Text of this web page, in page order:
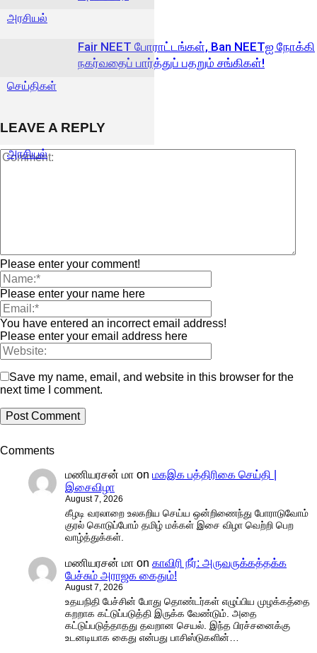
அரசியல்
செய்திகள்
அரசியல்
Fair NEET போராட்டங்கள், Ban NEETஐ நோக்கி
நகர்வதைப் பார்த்துப் பதறும் சங்கிகள்!
LEAVE A REPLY
Please enter your comment!
Please enter your name here
You have entered an incorrect email address!
Please enter your email address here
Save my name, email, and website in this browser for the
next time I comment.
Comments
மணியரசன் மா on மகஇக பத்திரிகை செய்தி |
இசைவிழா
August 7, 2026
கீழடி வரலாறை உலகறிய செய்ய ஒன்றிணைந்து போராடுவோம்
குரல் கொடுப்போம் தமிழ் மக்கள் இசை விழா வெற்றி பெற
வாழ்த்துக்கள்.
மணியரசன் மா on காவிரி நீர்: அருவருக்கத்தக்க
பேச்சும் அராஜக கைதும்!
August 7, 2026
உதயநிதி பேச்சின் போது தொண்டர்கள் எழுப்பிய முழக்கத்தை
கறறாக கட்டுப்படுத்தி இருக்க வேண்டும். அதை
கட்டுப்படுத்தாதது தவறான செயல். இந்த பிரச்சனைக்கு
உடனடியாக கைது என்பது பாசிஸ்டுகளின்…